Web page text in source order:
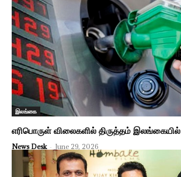
இலங்கை
எரிபொருள் விலைகளில் திருத்தம் இலங்கையில்
News Desk - June 29, 2026